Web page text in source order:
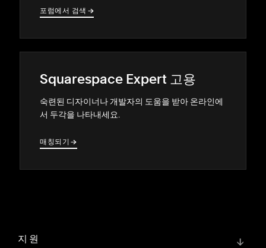
포럼에서 검색 →
→
Squarespace Expert 고용
숙련된 디자이너나 개발자의 도움을 받아 온라인에
서 두각을 나타내세요.
매칭되기 →
→
지원 ↓